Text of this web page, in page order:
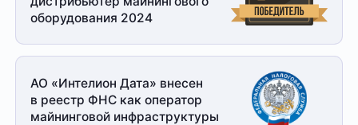
оборудования 2024
АО «Интелион Дата» внесен
в реестр ФНС как оператор
майнинговой инфраструктуры